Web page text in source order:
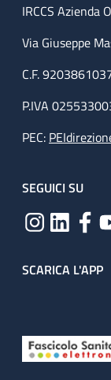
IRCCS Azienda
Via Giuseppe
C.F.
P.IVA
PEC:
SEGUICI SU
SCARICA L'APP